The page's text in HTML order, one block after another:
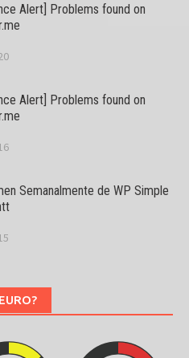
Alert] Problems found on
Alert] Problems found on
Semanalmente de WP Simple